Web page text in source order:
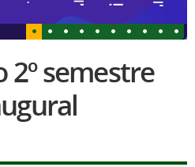
2º semestre